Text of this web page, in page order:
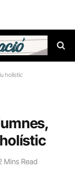
holístic
Mins Read